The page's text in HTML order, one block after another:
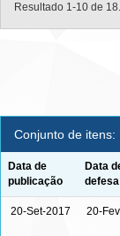
Resultado 1-10 de 18.
Conjunto de itens:
Data de
publicação
Data
defesa
20-Set-2017 20-